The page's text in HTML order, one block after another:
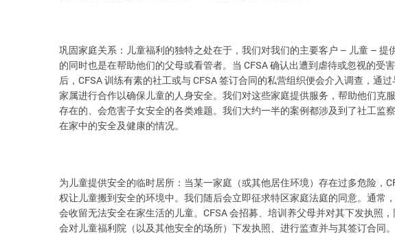
巩固家庭关系：儿童福利的独特之处在于，我们对我们的主要客户 – 儿童 – 提
的同时也是在帮助他们的父母或看管者。当 CFSA 确认出遭到虐待或忽视的受
后， CFSA训练有素的社工或与CFSA签订合同的私营组织便会介入调查，通过
家属进行合作以确保儿童的人身安全。我们对这些家庭提供服务，帮助他们克
存在的、会危害子女安全的各类难题。我们大约一半的案例都涉及到了社工监
在家中的安全及健康的情况。
为儿童提供安全的临时居所：当某一家庭（或其他居住环境）存在过多危险，
权让儿童搬到安全的环境中。我们随后会立即征求特区家庭法庭的同意。通常
会收留无法安全在家生活的儿童。 CFSA 会招募、培训养父母并对其下发执照
会对儿童福利院（以及其他安全的场所）下发执照、进行监查并与其签订合同。